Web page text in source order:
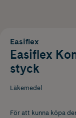
Easiflex
Easiflex
styck
Läkemedel
För att kunna köpa